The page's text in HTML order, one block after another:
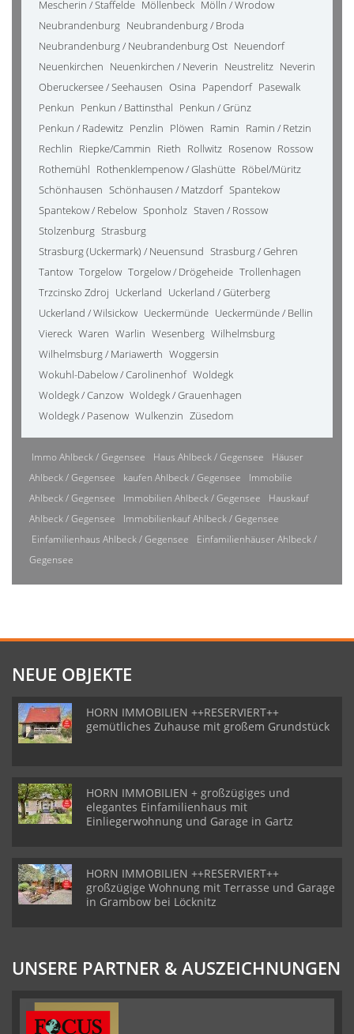
Mescherin / Staffelde Möllenbeck Mölln / Wrodow
Neubrandenburg Neubrandenburg / Broda
Neubrandenburg / Neubrandenburg Ost Neuendorf
Neuenkirchen Neuenkirchen / Neverin Neustrelitz Neverin
Oberuckersee / Seehausen Osina Papendorf Pasewalk
Penkun Penkun / Battinsthal Penkun / Grünz
Penkun / Radewitz Penzlin Plöwen Ramin Ramin / Retzin
Rechlin Riepke/Cammin Rieth Rollwitz Rosenow Rossow
Rothemühl Rothenklempenow / Glashütte Röbel/Müritz
Schönhausen Schönhausen / Matzdorf Spantekow
Spantekow / Rebelow Sponholz Staven / Rossow
Stolzenburg Strasburg
Strasburg (Uckermark) / Neuensund Strasburg / Gehren
Tantow Torgelow Torgelow / Drögeheide Trollenhagen
Trzcinsko Zdroj Uckerland Uckerland / Güterberg
Uckerland / Wilsickow Ueckermünde Ueckermünde / Bellin
Viereck Waren Warlin Wesenberg Wilhelmsburg
Wilhelmsburg / Mariawerth Woggersin
Wokuhl-Dabelow / Carolinenhof Woldegk
Woldegk / Canzow Woldegk / Grauenhagen
Woldegk / Pasenow Wulkenzin Züsedom
Immo Ahlbeck / Gegensee Haus Ahlbeck / Gegensee
Häuser
Ahlbeck / Gegensee
kaufen Ahlbeck / Gegensee
Immobilie
Ahlbeck / Gegensee
Immobilien Ahlbeck / Gegensee
Hauskauf
Ahlbeck / Gegensee
Immobilienkauf Ahlbeck / Gegensee
Einfamilienhaus Ahlbeck / Gegensee
Einfamilienhäuser Ahlbeck /
Gegensee
NEUE OBJEKTE
HORN IMMOBILIEN ++RESERVIERT++
gemütliches Zuhause mit großem Grundstück
HORN IMMOBILIEN + großzügiges und
elegantes Einfamilienhaus mit
Einliegerwohnung und Garage in Gartz
HORN IMMOBILIEN ++RESERVIERT++
großzügige Wohnung mit Terrasse und Garage
in Grambow bei Löcknitz
UNSERE PARTNER & AUSZEICHNUNGEN